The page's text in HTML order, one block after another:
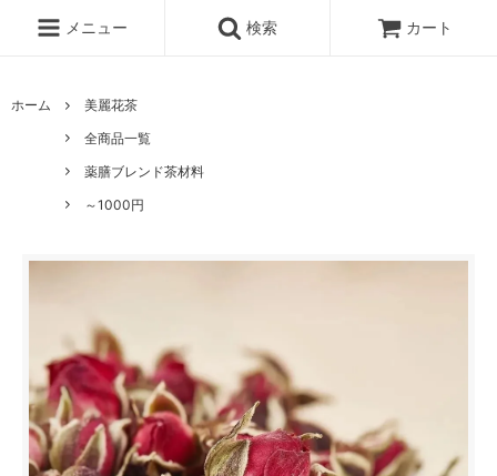
メニュー 検索 カート
ホーム
美麗花茶
全商品一覧
薬膳ブレンド茶材料
～1000円